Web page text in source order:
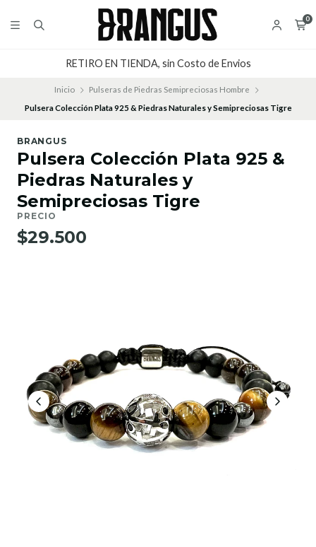
0
RETIRO EN TIENDA, sin Costo de Envios
Inicio
Pulseras de Piedras Semipreciosas Hombre
Pulsera Colección Plata 925 & Piedras Naturales y Semipreciosas Tigre
BRANGUS
Pulsera Colección Plata 925 &
Piedras Naturales y
Semipreciosas Tigre
PRECIO
$29.500